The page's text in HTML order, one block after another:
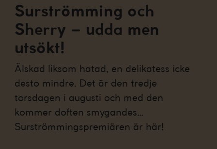
Surströmming och
Sherry – udda men
utsökt!
Älskad liksom hatad, en delikatess icke
desto mindre. Det är den tredje
torsdagen i augusti och med den
kommer doften smygandes…
Surströmmingspremiären är här!